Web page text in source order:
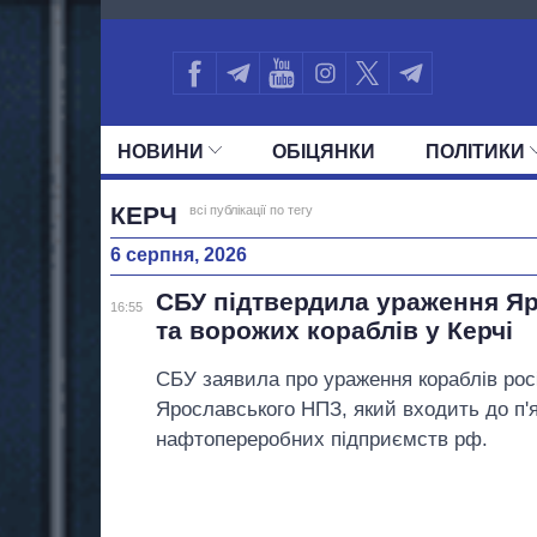
2026
НОВИНИ ОБIЦЯНКИ ПОЛIТИКИ
УСІ ПОЛІТИКИ
КЕРЧ всі публікації по тегу
6 серпня, 2026
16:55
СБУ підтвердила ураження
та ворожих кораблів у Керчі
СБУ заявила про ураження кораблів
Ярославського НПЗ, який входить до
нафтопереробних підприємств рф.